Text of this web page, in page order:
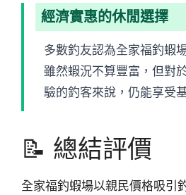
經濟實惠的休閒選擇
多數釣友認為全家福釣蝦
雖然蝦況不算豐富，但對
驗的釣客來說，仍能享受
📝 總結評價
全家福釣蝦場以親民價格吸引